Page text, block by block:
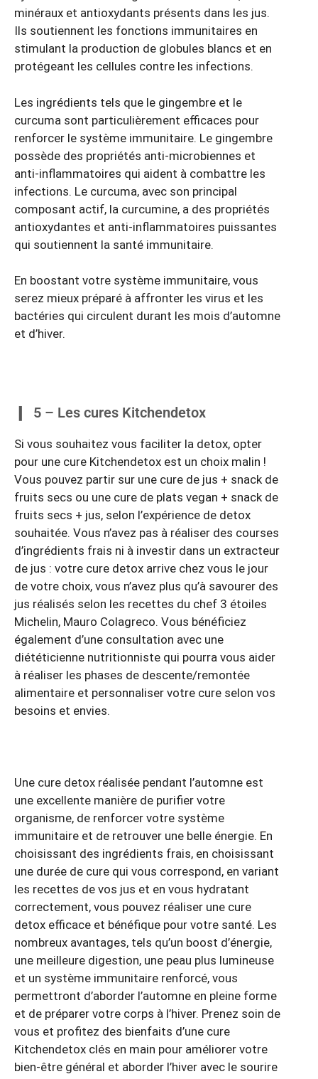
minéraux et antioxydants présents dans les jus.
Ils soutiennent les fonctions immunitaires en
stimulant la production de globules blancs et en
protégeant les cellules contre les infections.
Les ingrédients tels que le gingembre et le
curcuma sont particulièrement efficaces pour
renforcer le système immunitaire. Le gingembre
possède des propriétés anti-microbiennes et
anti-inflammatoires qui aident à combattre les
infections. Le curcuma, avec son principal
composant actif, la curcumine, a des propriétés
antioxydantes et anti-inflammatoires puissantes
qui soutiennent la santé immunitaire.
En boostant votre système immunitaire, vous
serez mieux préparé à affronter les virus et les
bactéries qui circulent durant les mois d’automne
et d’hiver.
5 – Les cures Kitchendetox
Si vous souhaitez vous faciliter la detox, opter
pour une cure Kitchendetox est un choix malin !
Vous pouvez partir sur une cure de jus + snack de
fruits secs ou une cure de plats vegan + snack de
fruits secs + jus, selon l’expérience de detox
souhaitée. Vous n’avez pas à réaliser des courses
d’ingrédients frais ni à investir dans un extracteur
de jus : votre cure detox arrive chez vous le jour
de votre choix, vous n’avez plus qu’à savourer des
jus réalisés selon les recettes du chef 3 étoiles
Michelin, Mauro Colagreco. Vous bénéficiez
également d’une consultation avec une
diététicienne nutritionniste qui pourra vous aider
à réaliser les phases de descente/remontée
alimentaire et personnaliser votre cure selon vos
besoins et envies.
Une cure detox réalisée pendant l’automne est
une excellente manière de purifier votre
organisme, de renforcer votre système
immunitaire et de retrouver une belle énergie. En
choisissant des ingrédients frais, en choisissant
une durée de cure qui vous correspond, en variant
les recettes de vos jus et en vous hydratant
correctement, vous pouvez réaliser une cure
detox efficace et bénéfique pour votre santé. Les
nombreux avantages, tels qu’un boost d’énergie,
une meilleure digestion, une peau plus lumineuse
et un système immunitaire renforcé, vous
permettront d’aborder l’automne en pleine forme
et de préparer votre corps à l’hiver. Prenez soin de
vous et profitez des bienfaits d’une cure
Kitchendetox clés en main pour améliorer votre
bien-être général et aborder l’hiver avec le sourire